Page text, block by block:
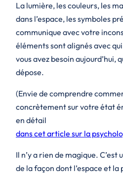
La lumière, les couleurs, les
dans l’espace, les symboles
communique avec votre
éléments sont alignés avec
vous avez besoin aujourd’hui,
dépose.
(Envie de comprendre
concrètement sur votre état
en détail
dans cet article sur la
Il n’y a rien de magique.
de la façon dont l’espace et